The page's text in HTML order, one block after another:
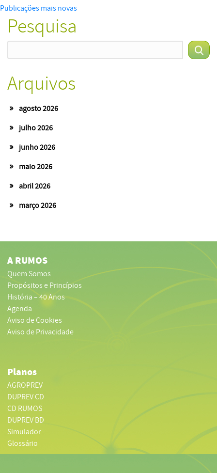
Navegação
por
posts
Publicações mais novas
Pesquisa
Arquivos
agosto 2026
julho 2026
junho 2026
maio 2026
abril 2026
março 2026
A RUMOS
Quem Somos
Propósitos e Princípios
História – 40 Anos
Agenda
Aviso de Cookies
Aviso de Privacidade
Planos
AGROPREV
DUPREV CD
CD RUMOS
DUPREV BD
Simulador
Glossário